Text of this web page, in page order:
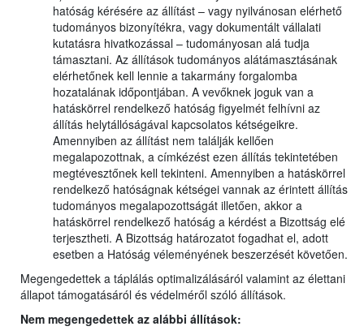
hatóság kérésére az állítást – vagy nyilvánosan elérhető
tudományos bizonyítékra, vagy dokumentált vállalati
kutatásra hivatkozással – tudományosan alá tudja
támasztani. Az állítások tudományos alátámasztásának
elérhetőnek kell lennie a takarmány forgalomba
hozatalának időpontjában. A vevőknek joguk van a
hatáskörrel rendelkező hatóság figyelmét felhívni az
állítás helytállóságával kapcsolatos kétségeikre.
Amennyiben az állítást nem találják kellően
megalapozottnak, a címkézést ezen állítás tekintetében
megtévesztőnek kell tekinteni. Amennyiben a hatáskörrel
rendelkező hatóságnak kétségei vannak az érintett állítás
tudományos megalapozottságát illetően, akkor a
hatáskörrel rendelkező hatóság a kérdést a Bizottság elé
terjesztheti. A Bizottság határozatot fogadhat el, adott
esetben a Hatóság véleményének beszerzését követően.
Megengedettek a táplálás optimalizálásáról valamint az élettani
állapot támogatásáról és védelméről szóló állítások.
Nem megengedettek az alábbi állítások: